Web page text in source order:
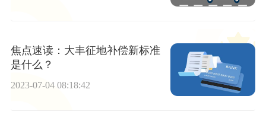
焦点速读：大丰征地补偿新标准
是什么？
2023-07-04 08:18:42